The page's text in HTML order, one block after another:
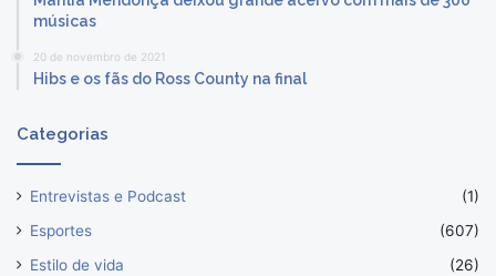
músicas
20 de novembro de 2021
Hibs e os fãs do Ross County na final
Categorias
Entrevistas e Podcast
(1)
Esportes
(607)
Estilo de vida
(26)